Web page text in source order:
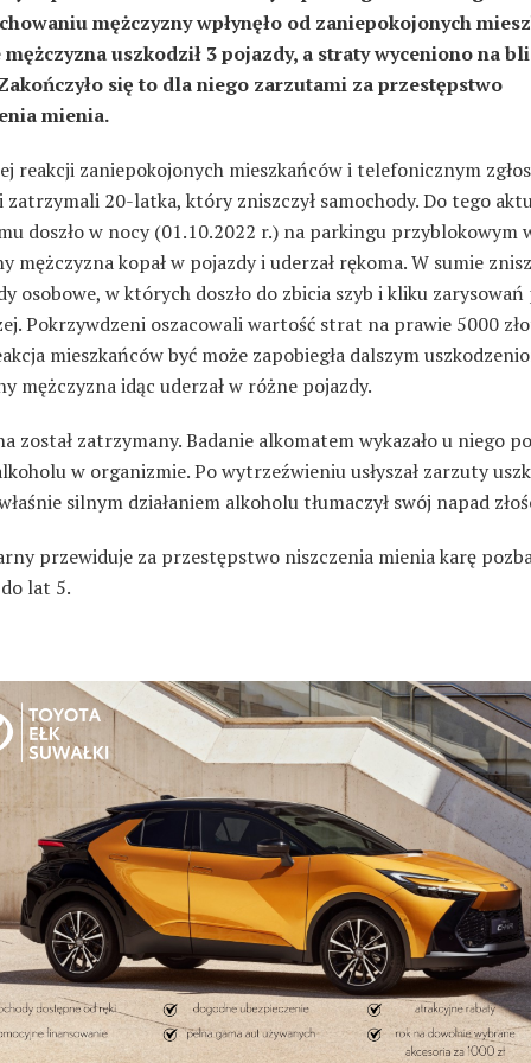
mężczyzny wpłynęło od zaniepokojonych
uszkodził 3 pojazdy, a straty wyceniono na
się to dla niego zarzutami za przestępstwo
mienia.
reakcji zaniepokojonych mieszkańców i telefonicznym
20-latka, który zniszczył samochody. Do tego
doszło w nocy (01.10.2022 r.) na parkingu przyblokowym
mężczyzna kopał w pojazdy i uderzał rękoma. W sumie
osobowe, w których doszło do zbicia szyb i kliku zarysowań
Pokrzywdzeni oszacowali wartość strat na prawie 5000
mieszkańców być może zapobiegła dalszym
mężczyzna idąc uderzał w różne pojazdy.
został zatrzymany. Badanie alkomatem wykazało u niego
w organizmie. Po wytrzeźwieniu usłyszał zarzuty
silnym działaniem alkoholu tłumaczył swój napad
przewiduje za przestępstwo niszczenia mienia karę
lat 5.